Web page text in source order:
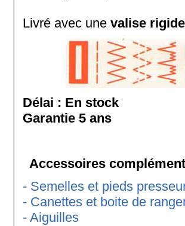
Livré avec une valise rigide
Délai : En stock
Garantie 5 ans
Accessoires
- Semelles et pieds
- Canettes et boite de
- Aiguilles